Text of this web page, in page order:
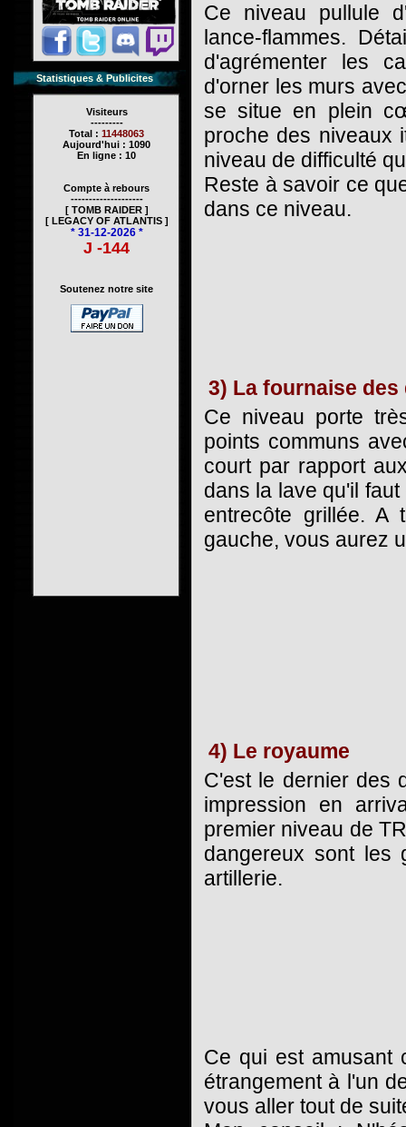
Statistiques & Publicites
Visiteurs
---------
Total : 11448063
Aujourd'hui : 1090
En ligne : 10
Compte à rebours
--------------------
[ TOMB RAIDER ]
[ LEGACY OF ATLANTIS ]
* 31-12-2026 *
J -144
Soutenez notre site
Ce niveau pullule
lance-flammes.
d'agrémenter les
d'orner les murs
se situe en plein
proche des niveaux
niveau de difficulté
Reste à savoir ce
dans ce niveau.
3) La fournaise des
Ce niveau porte
points communs
court par rapport
dans la lave qu'il
entrecôte grillée. A
gauche, vous aurez
4) Le royaume
C'est le dernier des
impression en
premier niveau de
dangereux sont les
artillerie.
Ce qui est amusant
étrangement à l'un
vous aller tout de